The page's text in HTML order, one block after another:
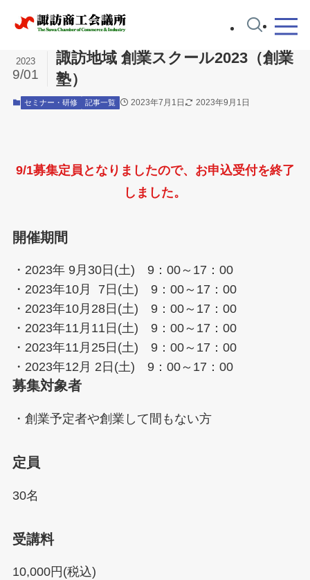
ホーム セミナー・研修
諏訪地域 創業スクール2023（創業
塾）
2023
9/01
セミナー・研修 記事一覧 2023年7月1日 2023年9月1日
9/1募集定員となりましたので、お申込受付を終了
しました。
開催期間
・2023年 9月30日(土) 9：00～17：00
・2023年10月 7日(土) 9：00～17：00
・2023年10月28日(土) 9：00～17：00
・2023年11月11日(土) 9：00～17：00
・2023年11月25日(土) 9：00～17：00
・2023年12月 2日(土) 9：00～17：00
募集対象者
・創業予定者や創業して間もない方
定員
30名
受講料
10,000円(税込)